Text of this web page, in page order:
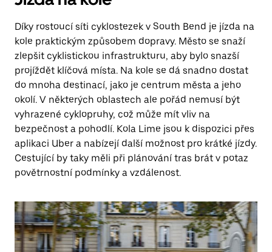
Díky rostoucí síti cyklostezek v South Bend je jízda na
kole praktickým způsobem dopravy. Město se snaží
zlepšit cyklistickou infrastrukturu, aby bylo snazší
projíždět klíčová místa. Na kole se dá snadno dostat
do mnoha destinací, jako je centrum města a jeho
okolí. V některých oblastech ale pořád nemusí být
vyhrazené cyklopruhy, což může mít vliv na
bezpečnost a pohodlí. Kola Lime jsou k dispozici přes
aplikaci Uber a nabízejí další možnost pro krátké jízdy.
Cestující by taky měli při plánování tras brát v potaz
povětrnostní podmínky a vzdálenost.